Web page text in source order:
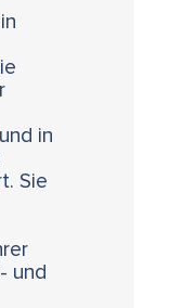
in
Sie
und